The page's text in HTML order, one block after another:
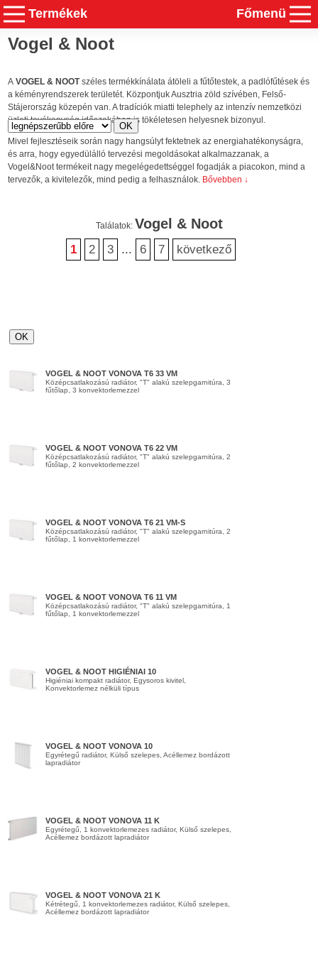
Termékek Főmenü
Vogel & Noot
AVOGEL & NOOTszéles termékkínálata átöleli a fűtőtestek, a padlófűtések és
a kéményrendszerek területét. Központjuk Ausztria zöld szívében, Felső-
Stájerország közepén van. A tradíciók miatti telephely az intenzív nemzetközi
üzleti tevékenység időszakában is tökéletesen helyesnek bizonyul.
Mivel fejlesztéseik során nagy hangsúlyt fektetnek az energiahatékonyságra,
és arra, hogy egyedülálló tervezési megoldásokat alkalmazzanak, a
Vogel&Noot termékeit nagy megelégedettséggel fogadják a piacokon, mind a
tervezők, a kivitelezők, mind pedig a felhasználok. Bővebben ↓
Találatok: Vogel & Noot
1 2 3 ... 6 7 következő
VOGEL & NOOT VONOVA T6 33 VM
Középcsatlakozású radiátor, "T" alakú szelepgarnitúra, 3
fűtőlap, 3 konvektorlemezzel
VOGEL & NOOT VONOVA T6 22 VM
Középcsatlakozású radiátor, "T" alakú szelepgarnitúra, 2
fűtőlap, 2 konvektorlemezzel
VOGEL & NOOT VONOVA T6 21 VM-S
Középcsatlakozású radiátor, "T" alakú szelepgarnitúra, 2
fűtőlap, 1 konvektorlemezzel
VOGEL & NOOT VONOVA T6 11 VM
Középcsatlakozású radiátor, "T" alakú szelepgarnitúra, 1
fűtőlap, 1 konvektorlemezzel
VOGEL & NOOT HIGIÉNIAI 10
Higiéniai kompakt radiátor, Egysoros kivitel,
Konvektorlemez nélküli típus
VOGEL & NOOT VONOVA 10
Egyrétegű radiátor, Külső szelepes, Acéllemez bordázott
lapradiátor
VOGEL & NOOT VONOVA 11 K
Egyrétegű, 1 konvektorlemezes radiátor, Külső szelepes,
Acéllemez bordázott lapradiátor
VOGEL & NOOT VONOVA 21 K
Kétrétegű, 1 konvektorlemezes radiátor, Külső szelepes,
Acéllemez bordázott lapradiátor